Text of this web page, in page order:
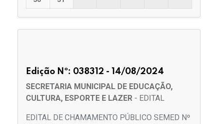
Edição Nº: 038312 - 14/08/2024
SECRETARIA MUNICIPAL DE EDUCAÇÃO,
CULTURA, ESPORTE E LAZER - EDITAL
EDITAL DE CHAMAMENTO PÚBLICO SEMED Nº